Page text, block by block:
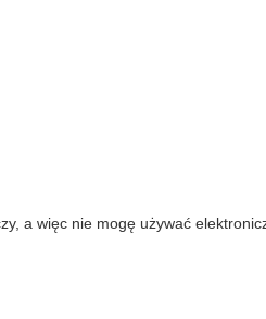
a więc nie mogę używać